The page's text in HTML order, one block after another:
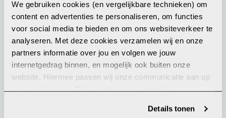
We gebruiken cookies (en vergelijkbare technieken) om
content en advertenties te personaliseren, om functies
voor social media te bieden en om ons websiteverkeer te
analyseren. Met deze cookies verzamelen wij en onze
partners informatie over jou en volgen we jouw
internetgedrag binnen, en mogelijk ook buiten onze
website. Hiermee passen wij onze communicatie aan op
jouw voorkeuren. Ook kunnen we zo gerichte
internetgedrag. Je kunt je toestemming ook altijd wijzigen
Details tonen
7 mei 2026